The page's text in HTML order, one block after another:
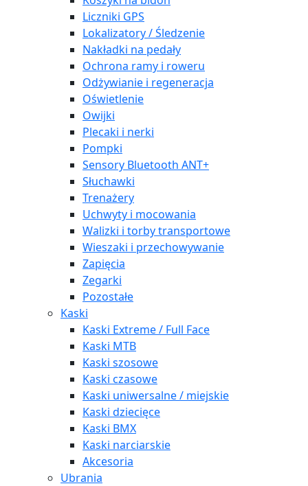
Liczniki GPS
Lokalizatory / Śledzenie
Nakładki na pedały
Ochrona ramy i roweru
Odżywianie i regeneracja
Oświetlenie
Owijki
Plecaki i nerki
Pompki
Sensory Bluetooth ANT+
Słuchawki
Trenażery
Uchwyty i mocowania
Walizki i torby transportowe
Wieszaki i przechowywanie
Zapięcia
Zegarki
Pozostałe
Kaski
Kaski Extreme / Full Face
Kaski MTB
Kaski szosowe
Kaski czasowe
Kaski uniwersalne / miejskie
Kaski dziecięce
Kaski BMX
Kaski narciarskie
Akcesoria
Ubrania